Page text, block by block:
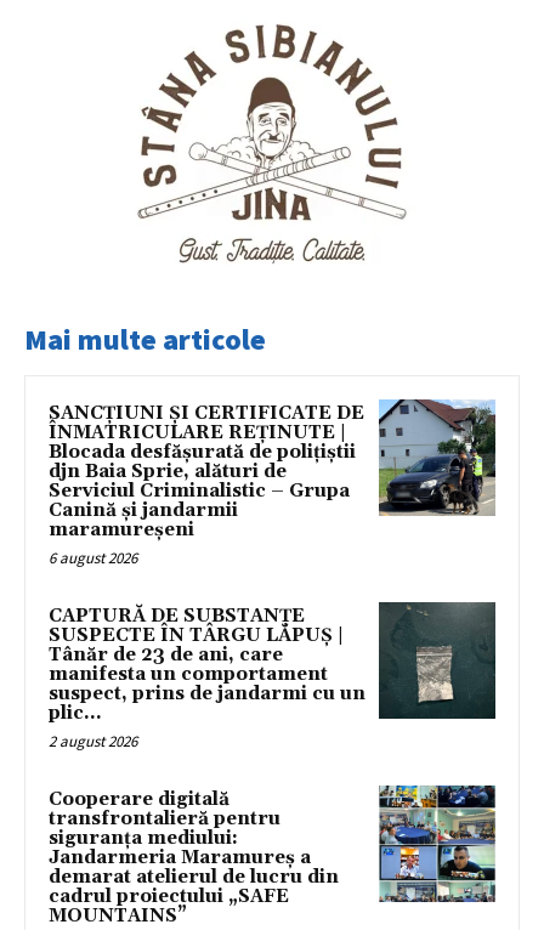
Mai multe articole
SANCȚIUNI ȘI CERTIFICATE DE
ÎNMATRICULARE REȚINUTE |
Blocada desfășurată de polițiștii
djn Baia Sprie, alături de
Serviciul Criminalistic – Grupa
Canină și jandarmii
maramureșeni
6 august 2026
CAPTURĂ DE SUBSTANȚE
SUSPECTE ÎN TÂRGU LĂPUȘ |
Tânăr de 23 de ani, care
manifesta un comportament
suspect, prins de jandarmi cu un
plic...
2 august 2026
Cooperare digitală
transfrontalieră pentru
siguranța mediului:
Jandarmeria Maramureș a
demarat atelierul de lucru din
cadrul proiectului „SAFE
MOUNTAINS”